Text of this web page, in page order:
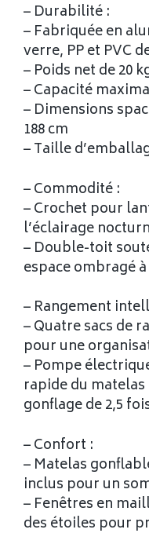
– Durabilité :
– Fabriquée en
verre, PP et PVC
– Poids net de 20
– Capacité
– Dimensions
188 cm
– Taille
– Commodité :
– Crochet pour
l’éclairage
– Double-toit
espace ombragé
– Rangement
– Quatre sacs de
pour une
– Pompe
rapide du
gonflage de 2,5
– Confort :
– Matelas
inclus pour un
– Fenêtres en
des étoiles pour